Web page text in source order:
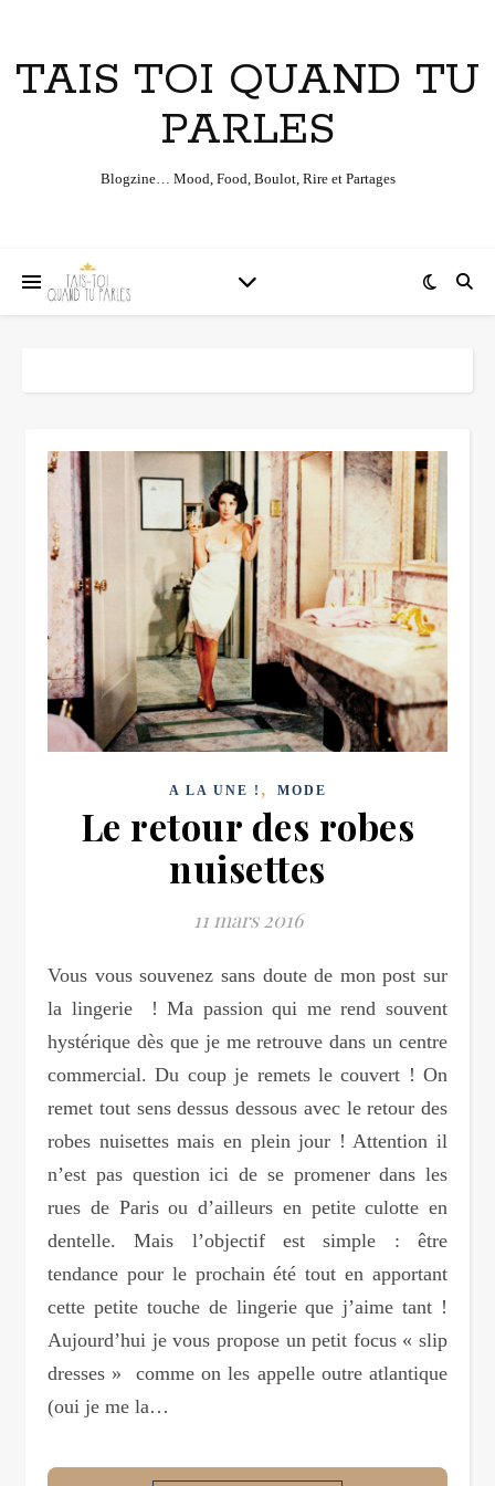
TAIS TOI QUAND TU
PARLES
Blogzine… Mood, Food, Boulot, Rire et Partages
A LA UNE ! , MODE
Le retour des robes
nuisettes
11 mars 2016
Vous vous souvenez sans doute de mon post sur
la lingerie ! Ma passion qui me rend souvent
hystérique dès que je me retrouve dans un centre
commercial. Du coup je remets le couvert ! On
remet tout sens dessus dessous avec le retour des
robes nuisettes mais en plein jour ! Attention il
n’est pas question ici de se promener dans les
rues de Paris ou d’ailleurs en petite culotte en
dentelle. Mais l’objectif est simple : être
tendance pour le prochain été tout en apportant
cette petite touche de lingerie que j’aime tant !
Aujourd’hui je vous propose un petit focus « slip
dresses » comme on les appelle outre atlantique
(oui je me la…